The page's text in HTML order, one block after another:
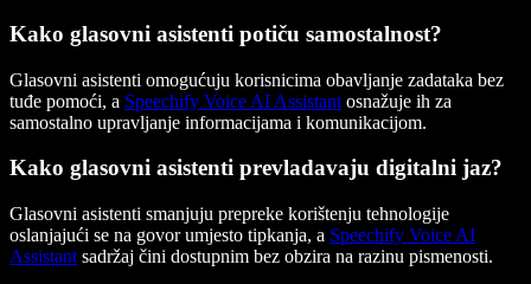
Kako glasovni asistenti potiču samostalnost?
Glasovni asistenti omogućuju korisnicima obavljanje zadataka bez
tuđe pomoći, a Speechify Voice AI Assistant osnažuje ih za
samostalno upravljanje informacijama i komunikacijom.
Kako glasovni asistenti prevladavaju digitalni jaz?
Glasovni asistenti smanjuju prepreke korištenju tehnologije
oslanjajući se na govor umjesto tipkanja, a Speechify Voice AI
Assistant sadržaj čini dostupnim bez obzira na razinu pismenosti.